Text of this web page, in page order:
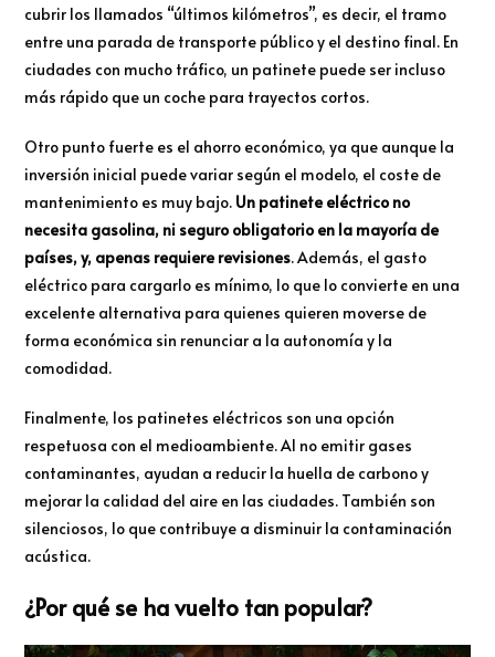
cubrir los llamados “últimos kilómetros”, es decir, el tramo
entre una parada de transporte público y el destino final. En
ciudades con mucho tráfico, un patinete puede ser incluso
más rápido que un coche para trayectos cortos.
Otro punto fuerte es el ahorro económico, ya que aunque la
inversión inicial puede variar según el modelo, el coste de
mantenimiento es muy bajo. Un patinete eléctrico no
necesita gasolina, ni seguro obligatorio en la mayoría de
países, y, apenas requiere revisiones. Además, el gasto
eléctrico para cargarlo es mínimo, lo que lo convierte en una
excelente alternativa para quienes quieren moverse de
forma económica sin renunciar a la autonomía y la
comodidad.
Finalmente, los patinetes eléctricos son una opción
respetuosa con el medioambiente. Al no emitir gases
contaminantes, ayudan a reducir la huella de carbono y
mejorar la calidad del aire en las ciudades. También son
silenciosos, lo que contribuye a disminuir la contaminación
acústica.
¿Por qué se ha vuelto tan popular?